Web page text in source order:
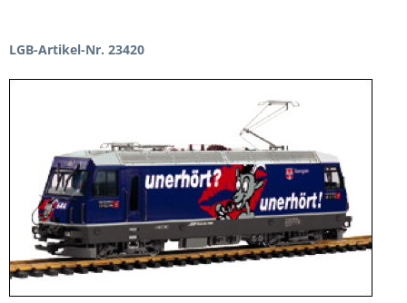
LGB-Artikel-Nr. 23420